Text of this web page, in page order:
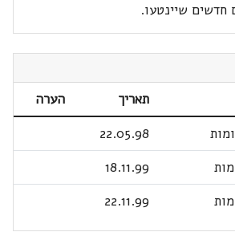
חדשים שיינטעו.
תאריך
הערה
22.05.98
18.11.99
22.11.99